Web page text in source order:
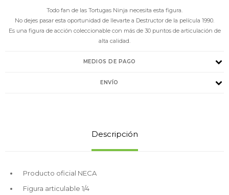
Todo fan de las Tortugas Ninja necesita esta figura.
No dejes pasar esta oportunidad de llevarte a Destructor de la película 1990.
Es una figura de acción coleccionable con más de 30 puntos de articulación de
alta calidad.
MEDIOS DE PAGO
ENVÍO
Descripción
Producto oficial NECA
Figura articulable 1/4